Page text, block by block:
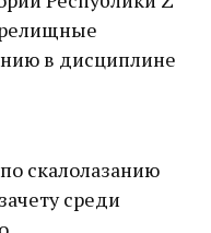
в дисциплине
скалолазанию
среди